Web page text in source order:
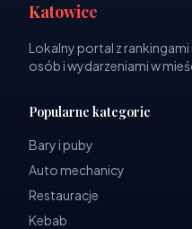
Katowice
Lokalny portal z
osób i wydarzeniami w
Popularne kategorie
Bary i puby
Auto mechanicy
Restauracje
Kebab